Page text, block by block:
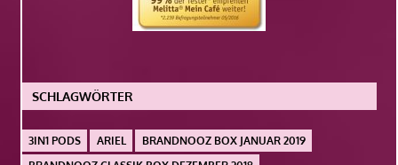
SCHLAGWÖRTER
3IN1 PODS ARIEL
BRANDNOOZ BOX JANUAR 2019